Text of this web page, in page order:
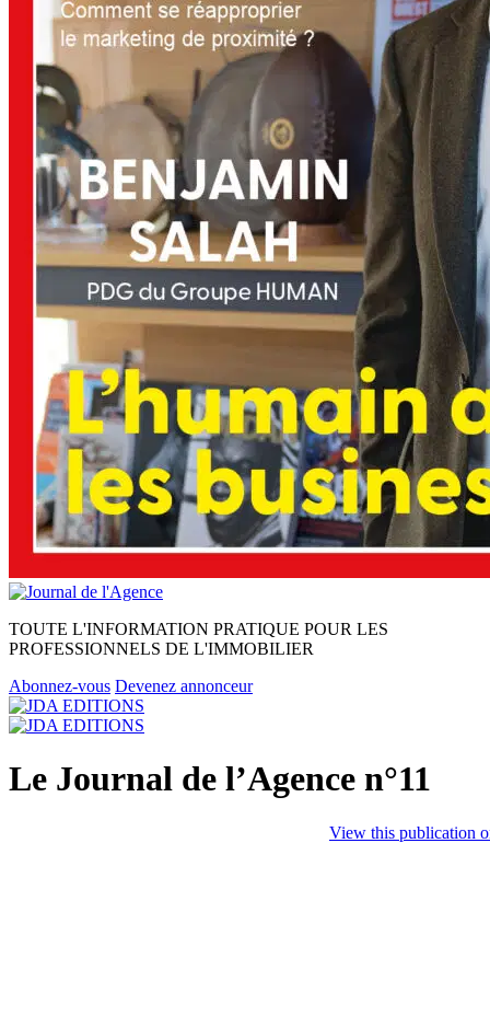
TOUTE L'INFORMATION PRATIQUE POUR LES
PROFESSIONNELS DE L'IMMOBILIER
Abonnez-vous Devenez annonceur
Le Journal de l’Agence n°11
View this publication